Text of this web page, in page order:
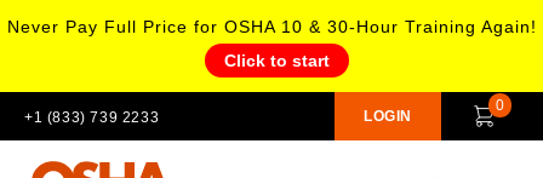
Never Pay Full Price for OSHA 10 & 30-Hour Training Again!
Click to start
+1 (833) 739 2233 LOGIN
0